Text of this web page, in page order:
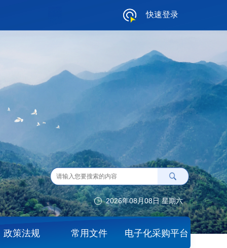
快速登录
2026年08月08日 星期六
政策法规 常用文件 电子化采购平台